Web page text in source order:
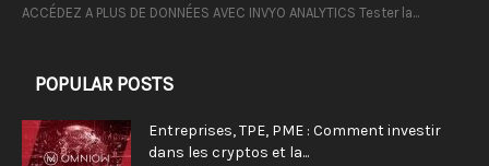
ACCÉDEZ A PLUS DE DONNÉES AVEC INVYO ANALYTICS Tester la...
POPULAR POSTS
Entreprises, TPE, PME : Comment investir
dans les cryptos et la...